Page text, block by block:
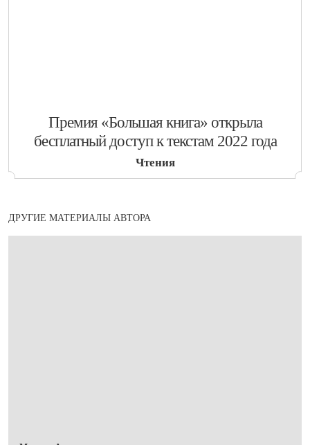
​Премия «Большая книга» открыла
бесплатный доступ к текстам 2022 года
Чтения
ДРУГИЕ МАТЕРИАЛЫ АВТОРА